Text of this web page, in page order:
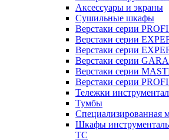
Аксессуары и экраны
Cушильные шкафы
Верстаки серии
Верстаки серии
Верстаки серии
Верстаки серии
Верстаки серии
Верстаки серии
Тележки
Тумбы
Cпециализированная
Шкафы
TC